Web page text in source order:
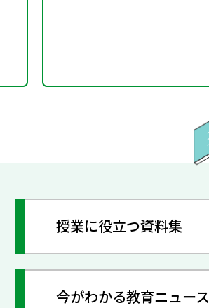
授業に役立つ資料集
今がわかる教育ニュース